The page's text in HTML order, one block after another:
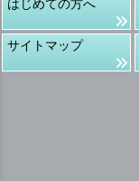
はじめての方へ
サイトマップ